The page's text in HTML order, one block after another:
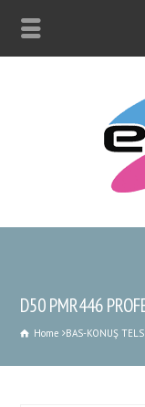
D50 PMR446
Home BAS-KONUŞ